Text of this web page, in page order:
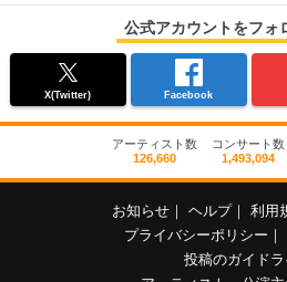
公式アカウントをフォ
X(Twitter) Facebook
アーティスト数
126,660
コンサート数
1,493,094
お知らせ ｜ ヘルプ｜ 利用
プライバシーポリシー ｜
投稿のガイドラ